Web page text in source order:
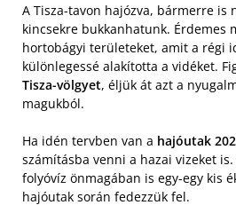
A Tisza-tavon hajózva, bármerre is
kincsekre bukkanhatunk. Érdemes
hortobágyi területeket, amit a régi
különlegessé alakította a vidéket.
Tisza-völgyet, éljük át azt a
magukból.
Ha idén tervben van a hajóutak
számításba venni a hazai vizeket
folyóvíz önmagában is egy-egy kis
hajóutak során fedezzük fel.